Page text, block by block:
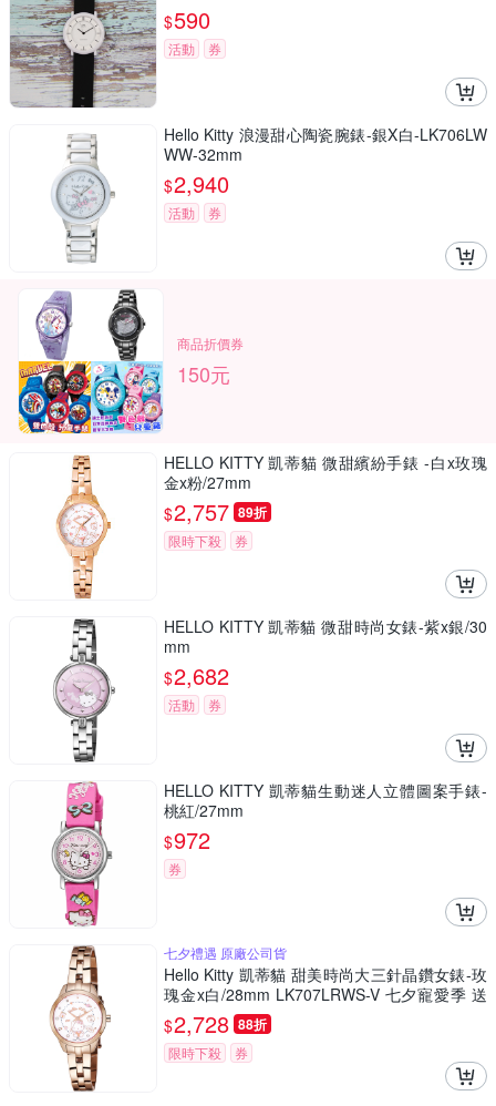
$590
活動 券
Hello Kitty 浪漫甜心陶瓷腕錶-銀X白-LK706LW
WW-32mm
$2,940
活動 券
商品折價券
150元
HELLO KITTY 凱蒂貓 微甜繽紛手錶 -白x玫瑰
金x粉/27mm
$2,757 89折
限時下殺 券
HELLO KITTY 凱蒂貓 微甜時尚女錶-紫x銀/30
mm
$2,682
活動 券
HELLO KITTY 凱蒂貓生動迷人立體圖案手錶-
桃紅/27mm
$972
券
七夕禮遇 原廠公司貨
Hello Kitty 凱蒂貓 甜美時尚大三針晶鑽女錶-玫
瑰金x白/28mm LK707LRWS-V 七夕寵愛季 送
禮推薦
$2,728 88折
限時下殺 券